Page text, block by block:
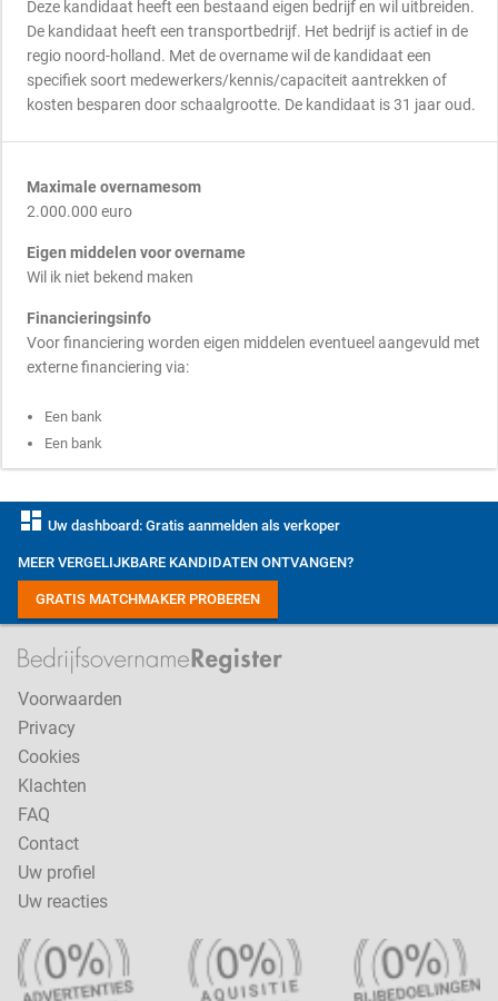
Deze kandidaat heeft een bestaand eigen bedrijf en wil uitbreiden.
De kandidaat heeft een transportbedrijf. Het bedrijf is actief in de
regio noord-holland. Met de overname wil de kandidaat een
specifiek soort medewerkers/kennis/capaciteit aantrekken of
kosten besparen door schaalgrootte. De kandidaat is 31 jaar oud.
Maximale overnamesom
2.000.000 euro
Eigen middelen voor overname
Wil ik niet bekend maken
Financieringsinfo
Voor financiering worden eigen middelen eventueel aangevuld met
externe financiering via:
Een bank
Een bank
dashboard Uw dashboard: Gratis aanmelden als verkoper
MEER VERGELIJKBARE KANDIDATEN ONTVANGEN?
GRATIS MATCHMAKER PROBEREN
Voorwaarden
Privacy
Cookies
Klachten
FAQ
Contact
Uw profiel
Uw reacties